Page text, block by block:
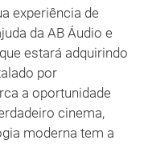
experiência de
da AB Áudio e
estará adquirindo
por
a oportunidade
cinema,
moderna tem a